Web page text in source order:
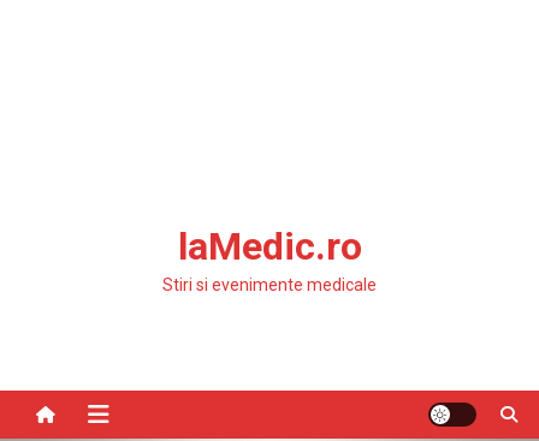
laMedic.ro
Stiri si evenimente medicale